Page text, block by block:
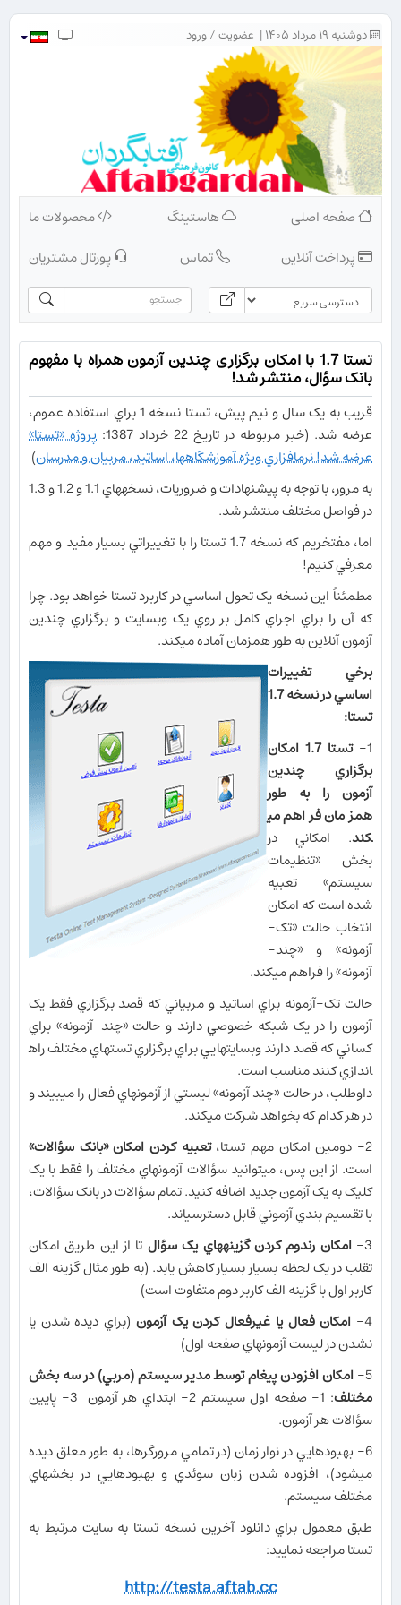
دوشنبه ۱۹ مرداد ۱۴۰۵ | عضویت/ورود
صفحه اصلی هاستینگ
محصولات ما
پرداخت آنلاین
تماس پورتال مشتریان
تستا 1.7 با امکان برگزاری چندین آزمون همراه با مفهوم
بانک سؤال، منتشر شد!
قريب به يک سال و نيم پيش، تستا نسخه 1 براي استفاده عموم،
عرضه شد. (خبر مربوطه در تاريخ 22 خرداد 1387:
پروژه «تستا»
عرضه شد! نرم​افزاري ويژه آموزشگاه​ها، اساتيد، مربيان و مدرسان)
به مرور، با توجه به پيشنهادات و ضروريات، نسخه​هاي 1.1 و 1.2 و 1.3
در فواصل مختلف منتشر شد.
اما، مفتخريم که نسخه 1.7 تستا را با تغييراتي بسيار مفيد و مهم
معرفي کنيم!
مطمئناً اين نسخه يک تحول اساسي در کاربرد تستا خواهد بود. چرا
که آن را براي اجراي کامل بر روي يک وب​سايت و برگزاري چندين
آزمون آنلاين به طور همزمان آماده مي​کند.
برخي تغييرات
اساسي در نسخه 1.7
تستا:
1-
تستا 1.7 امکان
برگزاري چندين
آزمون را به طور
همزمان فراهم مي​
کند. امکاني در
بخش «تنظيمات
سيستم» تعبيه
شده است که امکان
انتخاب حالت «تک-
آزمونه» و «چند-
آزمونه» را فراهم مي​کند.
حالت تک-آزمونه براي اساتيد و مربياني که قصد برگزاري فقط يک
آزمون را در يک شبکه خصوصي دارند و حالت «چند-آزمونه» براي
کساني که قصد دارند وب​سايت​هايي براي برگزاري تست​هاي مختلف راه​
اندازي کنند مناسب است.
داوطلب، در حالت «چند آزمونه» ليستي از آزمون​هاي فعال را مي​بيند و
در هر کدام که بخواهد شرکت مي​کند.
2- دومين امکان مهم تستا،
تعبيه کردن امکان «بانک سؤالات»
است. از اين پس، مي​توانيد سؤالات آزمون​هاي مختلف را فقط با يک
کليک به يک آزمون جديد اضافه کنيد. تمام سؤالات در بانک سؤالات،
با تقسيم بندي آزموني قابل دسترسي​اند.
3- امکان رندوم کردن گزينه​هاي يک سؤال تا از اين طريق امکان
تقلب در يک لحظه بسيار بسيار کاهش يابد. (به طور مثال گزينه الف
کاربر اول با گزينه الف کاربر دوم متفاوت است)
4- امکان فعال يا غيرفعال کردن يک آزمون (براي ديده شدن يا
نشدن در ليست آزمون​هاي صفحه اول)
5- امکان افزودن پيغام توسط مدير سيستم (مربي) در سه بخش
مختلف
: 1- صفحه اول سيستم 2- ابتداي هر آزمون 3- پايين
سؤالات هر آزمون.
6- بهبودهايي در نوار زمان (در تمامي مرورگرها، به طور معلق ديده
مي​شود)، افزوده شدن زبان سوئدي و بهبودهايي در بخش​هاي
مختلف سيستم.
طبق معمول براي دانلود آخرين نسخه تستا به سايت مرتبط به
تستا مراجعه نماييد:
http://testa.aftab.cc